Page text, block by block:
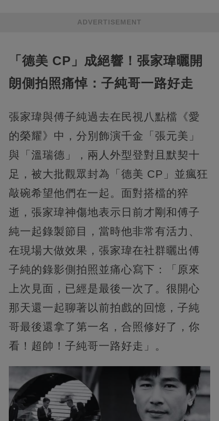
ADVERTISEMENT
「德美 CP」成絕響！張家瑋曬開
朗側拍照痛悼：子純哥一路好走
張家瑋與傅子純過去在民視八點檔《愛
的榮耀》中，分別飾演千金「張元美」
與「溫瑞德」，兩人外型登對且默契十
足，被大批觀眾封為「德美 CP」並瘋狂
敲碗希望他們在一起。面對搭檔的猝
逝，張家瑋神傷地表示日前才剛和傅子
純一起錄製節目，當時他非常有活力、
在現場大做效果，張家瑋在社群曬出傅
子純的錄影側拍照並痛心寫下：「原來
上次見面，已經是最後一次了。很開心
那天還一起聊著以前拍戲的回憶，子純
哥最後還拿了第一名，合照修好了，你
看！超帥！子純哥一路好走」。